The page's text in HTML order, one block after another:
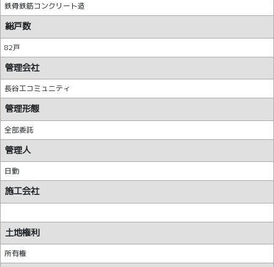
鉄骨鉄筋コンクリート造
総戸数
82戸
管理会社
長谷工コミュニティ
管理形態
全部委託
管理人
日勤
施工会社
土地権利
所有権